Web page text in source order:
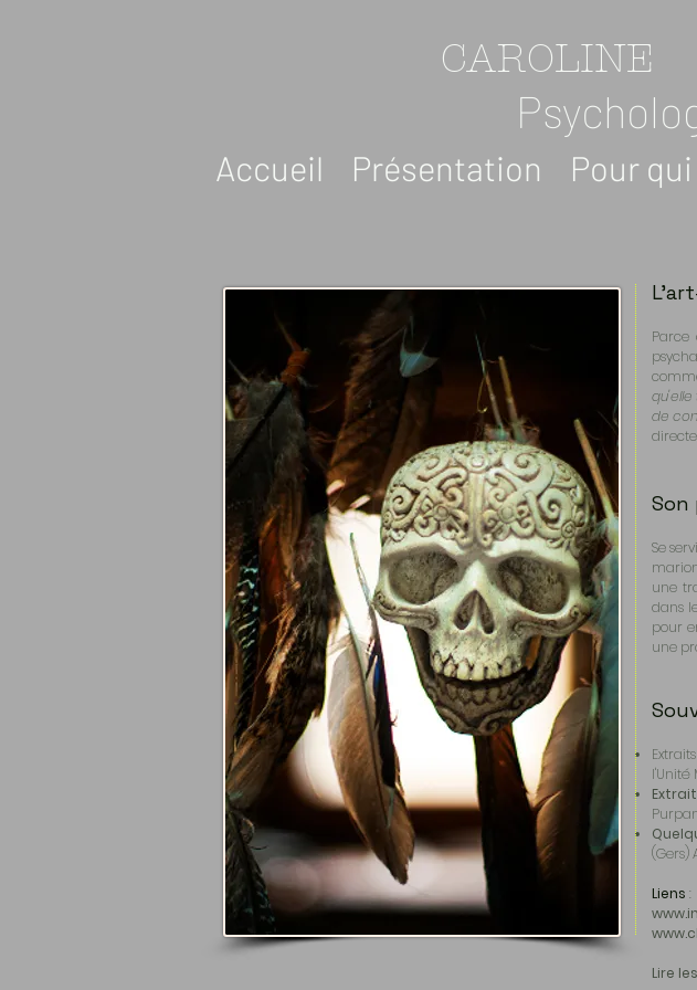
CAROLINE
Accueil Présentation Pour qui
qu'elle
de
Son
Se
une
dans
pour
une
l'Unité
(Gers)
Liens :
Lire